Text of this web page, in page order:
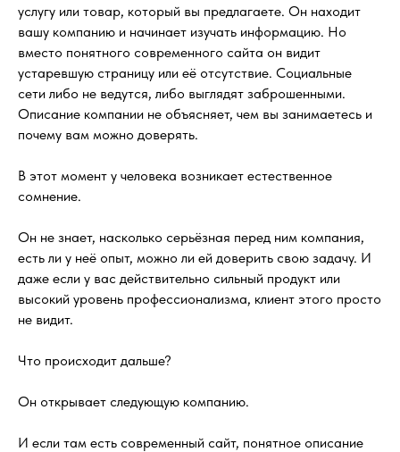
услугу или товар, который вы предлагаете. Он находит
вашу компанию и начинает изучать информацию. Но
вместо понятного современного сайта он видит
устаревшую страницу или её отсутствие. Социальные
сети либо не ведутся, либо выглядят заброшенными.
Описание компании не объясняет, чем вы занимаетесь и
почему вам можно доверять.
В этот момент у человека возникает естественное
сомнение.
Он не знает, насколько серьёзная перед ним компания,
есть ли у неё опыт, можно ли ей доверить свою задачу. И
даже если у вас действительно сильный продукт или
высокий уровень профессионализма, клиент этого просто
не видит.
Что происходит дальше?
Он открывает следующую компанию.
И если там есть современный сайт, понятное описание